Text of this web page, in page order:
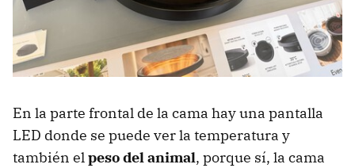
En la parte frontal de la cama hay una pantalla
LED donde se puede ver la temperatura y
también elpeso del animal, porque sí, la cama